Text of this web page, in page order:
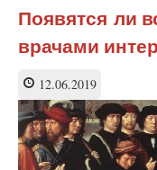
врача,
лечении
Появятся ли
врачами
12.06.2019